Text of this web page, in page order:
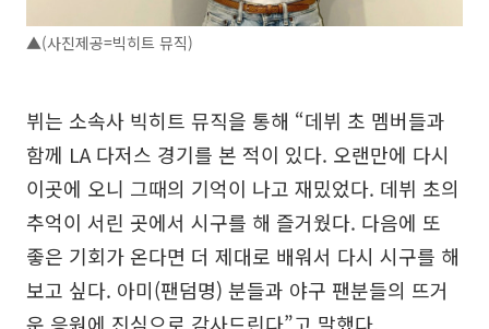
▲(사진제공=빅히트 뮤직)
뷔는 소속사 빅히트 뮤직을 통해 “데뷔 초 멤버들과
함께 LA 다저스 경기를 본 적이 있다. 오랜만에 다시
이곳에 오니 그때의 기억이 나고 재밌었다. 데뷔 초의
추억이 서린 곳에서 시구를 해 즐거웠다. 다음에 또
좋은 기회가 온다면 더 제대로 배워서 다시 시구를 해
보고 싶다. 아미(팬덤명) 분들과 야구 팬분들의 뜨거